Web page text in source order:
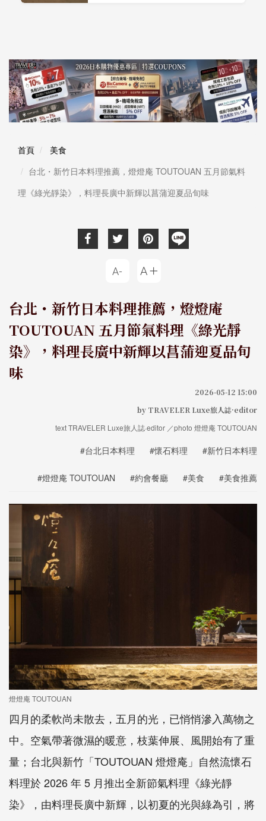
首頁
美食
台北・新竹日本料理推薦，燈燈庵 TOUTOUAN 五月節氣料
理《綠光靜染》，料理長廣中新輝以菖蒲迎夏品旬味
台北・新竹日本料理推薦，燈燈庵
TOUTOUAN 五月節氣料理《綠光靜
染》，料理長廣中新輝以菖蒲迎夏品旬
味
2026-05-12 15:00
by TRAVELER Luxe旅人誌·editor
text TRAVELER Luxe旅人誌·editor ／photo 燈燈庵 TOUTOUAN
#台北日本料理 #懷石料理 #新竹日本料理
#燈燈庵 TOUTOUAN #約會餐廳 #美食 #美食推薦
燈燈庵 TOUTOUAN
四月的柔軟尚未散去，五月的光，已悄悄滲入萬物之
中。空氣帶著微濕的暖意，枝葉伸展、風開始有了重
量；台北與新竹「TOUTOUAN 燈燈庵」自然流懷石
料理於 2026 年 5 月推出全新節氣料理《綠光靜
染》，由料理長廣中新輝，以初夏的光與綠為引，將